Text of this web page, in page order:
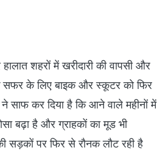
शहरों में खरीदारी की वापसी और
के सफर के लिए बाइक और स्कूटर को फिर
साफ कर दिया है कि आने वाले महीनों में
बढ़ा है और ग्राहकों का मूड भी
सड़कों पर फिर से रौनक लौट रही है